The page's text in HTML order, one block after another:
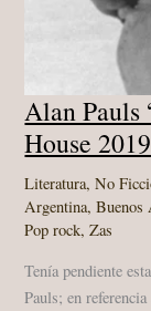
Alan Pauls
House 2019
Literatura,No
Argentina,Buenos
Pop rock,Zas
Tenía pendiente
Pauls; en